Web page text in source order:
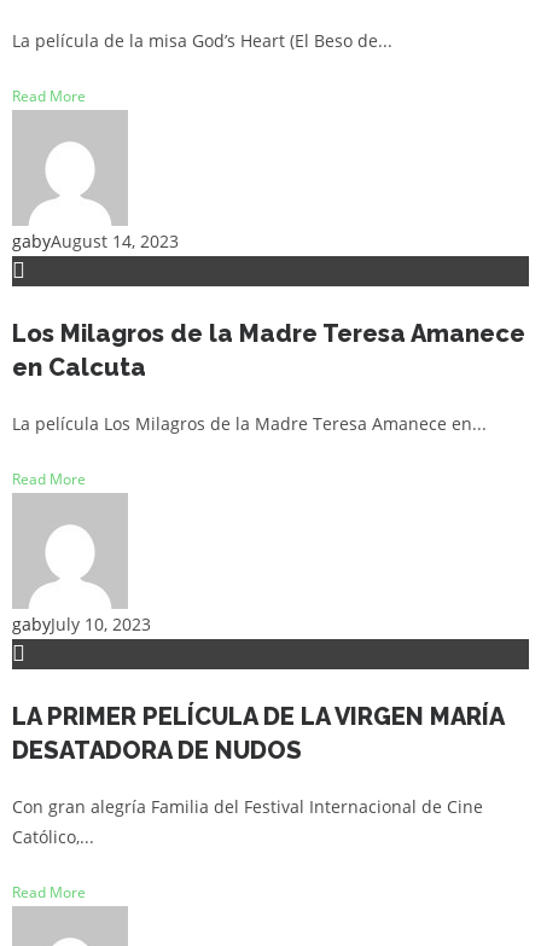
La película de la misa God’s Heart (El Beso de...
Read More
gabyAugust 14, 2023
Los Milagros de la Madre Teresa Amanece
en Calcuta
La película Los Milagros de la Madre Teresa Amanece en...
Read More
gabyJuly 10, 2023
LA PRIMER PELÍCULA DE LA VIRGEN MARÍA
DESATADORA DE NUDOS
Con gran alegría Familia del Festival Internacional de Cine
Católico,...
Read More